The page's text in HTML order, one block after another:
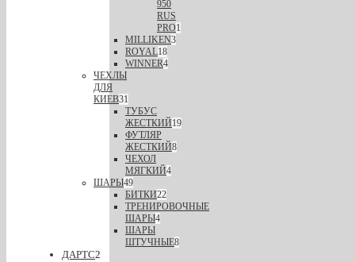
950
RUS
PRO1
MILLIKEN3
ROYAL18
WINNER4
ЧЕХЛЫ
ДЛЯ
КИЕВ31
ТУБУС
ЖЕСТКИЙ19
ФУТЛЯР
ЖЕСТКИЙ8
ЧЕХОЛ
МЯГКИЙ4
ШАРЫ49
БИТКИ22
ТРЕНИРОВОЧНЫЕ
ШАРЫ4
ШАРЫ
ШТУЧНЫЕ8
ДАРТС2